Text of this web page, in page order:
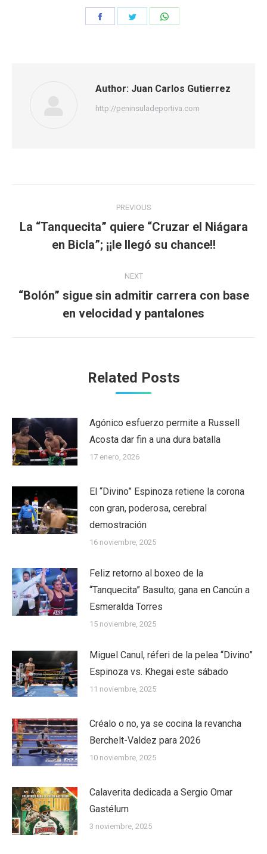
Share
Author: Juan Carlos Gutierrez
http://peninsuladeportiva.com
navigation
PREVIOUS
Previous
post:
La “Tanquecita” quiere “Cruzar el Niágara
en Bicla”; ¡¡le llegó su chance!!
NEXT
Next
post:
“Bolón” sigue sin admitir carrera con base
en velocidad y pantalones
Related Posts
Agónico esfuerzo permite a Russell
Acosta dar fin a una dura batalla
17 enero, 2026
El “Divino” Espinoza retiene la corona
con gran, poderosa, cerebral
demostración
16 noviembre, 2025
Feliz retorno al boxeo de la
“Tanquecita” Basulto; gana en Cancún a
Esmeralda Torres
15 noviembre, 2025
Miguel Canul, réferi de la pelea “Divino”
Espinoza vs. Khegai este sábado
11 noviembre, 2025
Créalo o no, ya se cocina la revancha
Berchelt-Valdez para 2026
10 noviembre, 2025
Calaverita dedicada a Sergio Omar
Gastélum
3 noviembre, 2025